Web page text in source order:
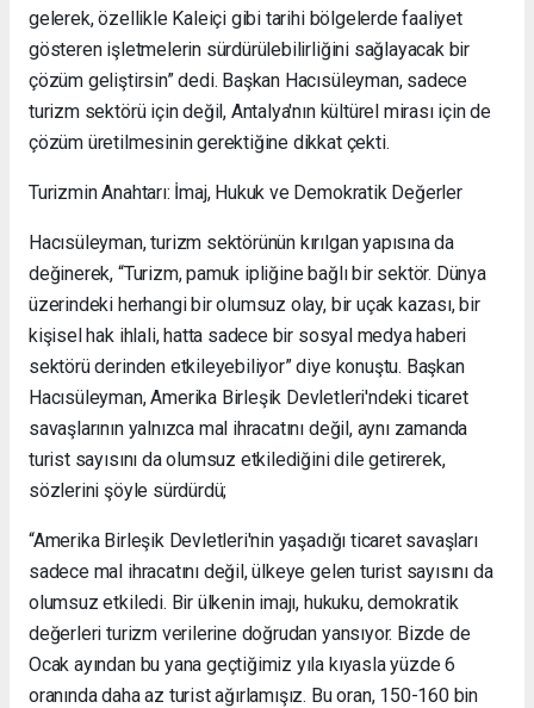
gelerek, özellikle Kaleiçi gibi tarihi bölgelerde faaliyet
gösteren işletmelerin sürdürülebilirliğini sağlayacak bir
çözüm geliştirsin” dedi. Başkan Hacısüleyman, sadece
turizm sektörü için değil, Antalya'nın kültürel mirası için de
çözüm üretilmesinin gerektiğine dikkat çekti.
Turizmin Anahtarı: İmaj, Hukuk ve Demokratik Değerler
Hacısüleyman, turizm sektörünün kırılgan yapısına da
değinerek, “Turizm, pamuk ipliğine bağlı bir sektör. Dünya
üzerindeki herhangi bir olumsuz olay, bir uçak kazası, bir
kişisel hak ihlali, hatta sadece bir sosyal medya haberi
sektörü derinden etkileyebiliyor” diye konuştu. Başkan
Hacısüleyman, Amerika Birleşik Devletleri'ndeki ticaret
savaşlarının yalnızca mal ihracatını değil, aynı zamanda
turist sayısını da olumsuz etkilediğini dile getirerek,
sözlerini şöyle sürdürdü;
“Amerika Birleşik Devletleri'nin yaşadığı ticaret savaşları
sadece mal ihracatını değil, ülkeye gelen turist sayısını da
olumsuz etkiledi. Bir ülkenin imajı, hukuku, demokratik
değerleri turizm verilerine doğrudan yansıyor. Bizde de
Ocak ayından bu yana geçtiğimiz yıla kıyasla yüzde 6
oranında daha az turist ağırlamışız. Bu oran, 150-160 bin